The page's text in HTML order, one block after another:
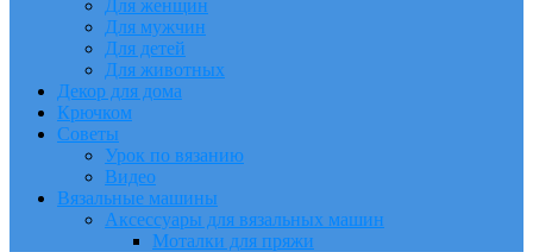
Для женщин
Для мужчин
Для детей
Для животных
Декор для дома
Крючком
Советы
Урок по вязанию
Видео
Вязальные машины
Аксессуары для вязальных машин
Моталки для пряжи